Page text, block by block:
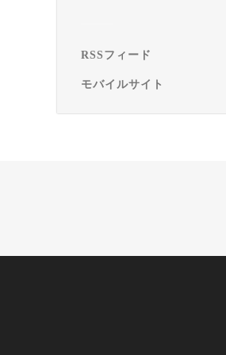
RSSフィード
モバイルサイト